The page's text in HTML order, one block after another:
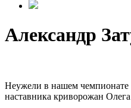
Александр
Неужели в нашем чемпионате
наставника криворожан